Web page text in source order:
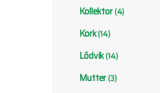
Kollektor(4)
Kork(14)
Lõdvik(14)
Mutter(3)